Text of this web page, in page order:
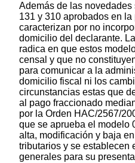
Además de las
131 y 310 aprobados en
caracterizan por no
domicilio del declarante.
radica en que estos
censal y que no
para comunicar a la
domicilio fiscal ni los
circunstancias estas que
al pago fraccionado
por la Orden HAC/2567/
que se aprueba el modelo
alta, modificación y baja
tributarios y se establecen
generales para su